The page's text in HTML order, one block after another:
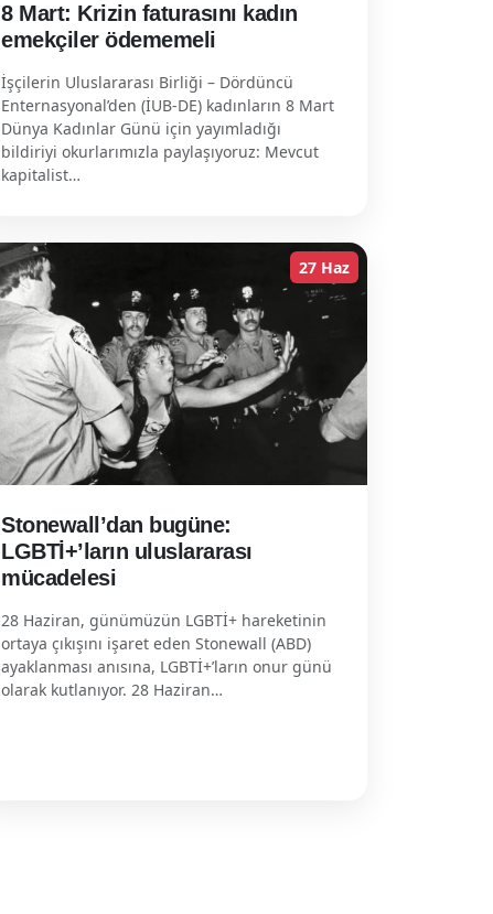
8 Mart: Krizin faturasını kadın
emekçiler ödememeli
İşçilerin Uluslararası Birliği – Dördüncü
Enternasyonal’den (İUB-DE) kadınların 8 Mart
Dünya Kadınlar Günü için yayımladığı
bildiriyi okurlarımızla paylaşıyoruz: Mevcut
kapitalist…
27 Haz
Stonewall’dan bugüne:
LGBTİ+’ların uluslararası
mücadelesi
28 Haziran, günümüzün LGBTİ+ hareketinin
ortaya çıkışını işaret eden Stonewall (ABD)
ayaklanması anısına, LGBTİ+’ların onur günü
olarak kutlanıyor. 28 Haziran…